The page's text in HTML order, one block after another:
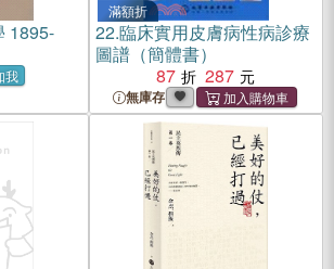
1895-
我
滿額折
22.臨床實用皮膚病性病診療
圖譜（簡體書）
87
287
無庫存